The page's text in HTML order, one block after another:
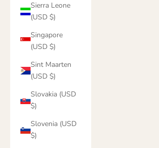
Sierra Leone
(USD $)
Singapore
(USD $)
Sint Maarten
(USD $)
Slovakia (USD
$)
Slovenia (USD
$)